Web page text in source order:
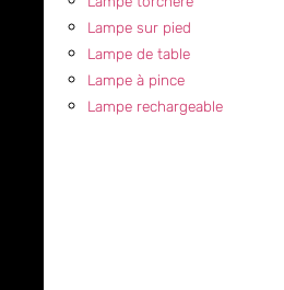
Lampe sur pied
Lampe de table
Lampe à pince
Lampe rechargeable